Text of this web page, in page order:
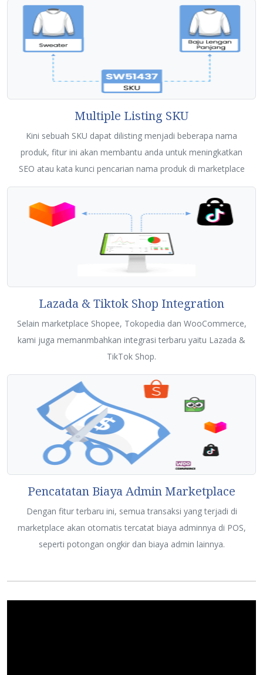
Multiple Listing SKU
Kini sebuah SKU dapat dilisting menjadi beberapa nama
produk, fitur ini akan membantu anda untuk meningkatkan
SEO atau kata kunci pencarian nama produk di marketplace
Lazada & Tiktok Shop Integration
Selain marketplace Shopee, Tokopedia dan WooCommerce,
kami juga memanmbahkan integrasi terbaru yaitu Lazada &
TikTok Shop.
Pencatatan Biaya Admin Marketplace
Dengan fitur terbaru ini, semua transaksi yang terjadi di
marketplace akan otomatis tercatat biaya adminnya di POS,
seperti potongan ongkir dan biaya admin lainnya.